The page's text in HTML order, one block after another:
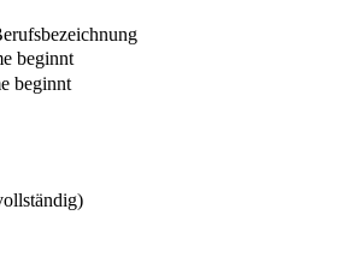
beginnt
beginnt